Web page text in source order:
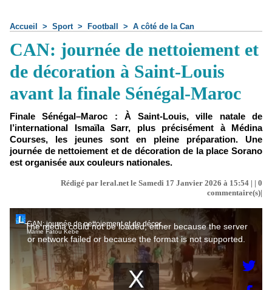
Accueil > Sport > Football > A côté de la Can
CAN: journée de nettoiement et
de décoration à Saint-Louis
avant la finale Sénégal-Maroc
Finale Sénégal–Maroc : À Saint-Louis, ville natale de
l’international Ismaïla Sarr, plus précisément à Médina
Courses, les jeunes sont en pleine préparation. Une
journée de nettoiement et de décoration de la place Sorano
est organisée aux couleurs nationales.
Rédigé par leral.net le Samedi 17 Janvier 2026 à 15:54 | | 0
commentaire(s)|